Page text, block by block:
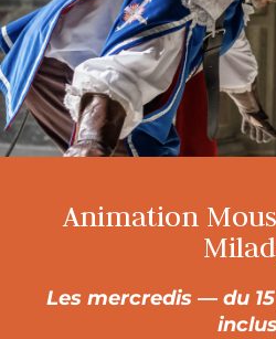
Animation
Les mercredis — du